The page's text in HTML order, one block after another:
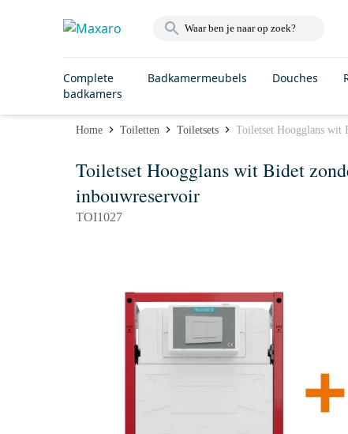
Complete
badkamers
Badkamermeubels Douches
Home Toiletten Toiletsets Toiletset Hoogglans wit
Toiletset Hoogglans wit Bidet
inbouwreservoir
TOI1027